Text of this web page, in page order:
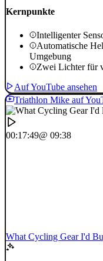
Kernpunkte
Intelligenter
Automatische
Umgebung
Zwei Lichter für
Auf YouTube ansehen
Triathlon Mike auf
00:17:49@ 09:38
What Cycling Gear I'd